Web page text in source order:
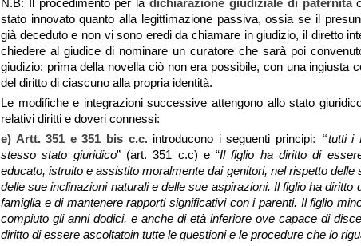
stato innovato quanto alla legittimazione passiva, ossia se il
già deceduto e non vi sono eredi da chiamare in giudizio, il diretto
chiedere al giudice di nominare un curatore che sarà poi
giudizio: prima della novella ciò non era possibile, con una ingiusta
del diritto di ciascuno alla propria identità.
Le modifiche e integrazioni successive attengono allo stato
relativi diritti e doveri connessi:
e) Artt. 351 e 351 bis c.c. introducono i seguenti principi: “tutti i
stesso stato giuridico” (art. 351 c.c) e “Il figlio ha diritto di
educato, istruito e assistito moralmente dai genitori, nel rispetto delle
delle sue inclinazioni naturali e delle sue aspirazioni. Il figlio ha diritto
famiglia e di mantenere rapporti significativi con i parenti. Il figlio
compiuto gli anni dodici, e anche di età inferiore ove capace di
diritto di essere ascoltatoin tutte le questioni e le procedure che lo